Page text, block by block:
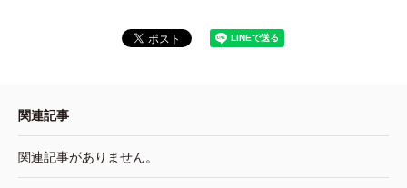
関連記事
関連記事がありません。